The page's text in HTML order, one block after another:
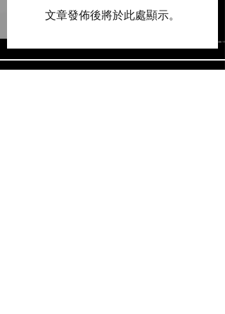
文章發佈後將於此處顯示。